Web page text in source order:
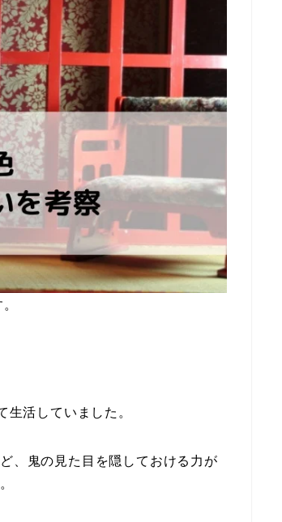
活していました。
、鬼の見た目を隠しておける力が